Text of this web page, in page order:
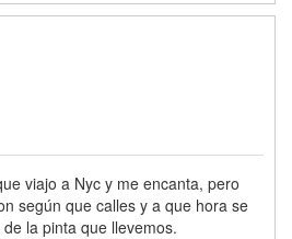
viajo a Nyc y me encanta, pero
según que calles y a que hora se
la pinta que llevemos.